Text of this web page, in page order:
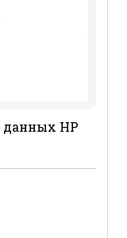
данных HP